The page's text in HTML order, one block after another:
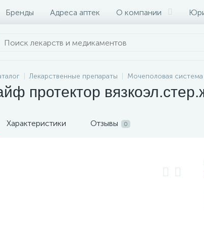
Бренды Адреса аптек О компании
Лекарственные препараты Мочеполовая система
протектор
Характеристики Отзывы 0